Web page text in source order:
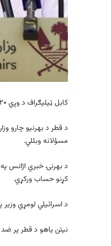
کابل ټیلیګراف د وږي ۲۰مه ۱۴۰۴ لمریز کال
د قطر د بهرنیو چارو
مسؤلانه وبللې.
د بهرنۍ خبري اژانس په
کړنو حساب ورکړي.
د اسرائیلي لومړي
نیتن یاهو د قطر پر ضد